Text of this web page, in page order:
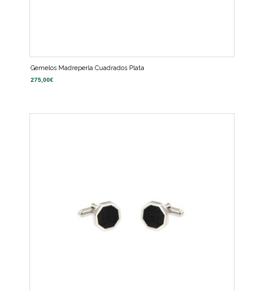
Gemelos Madreperla Cuadrados Plata
275,00€